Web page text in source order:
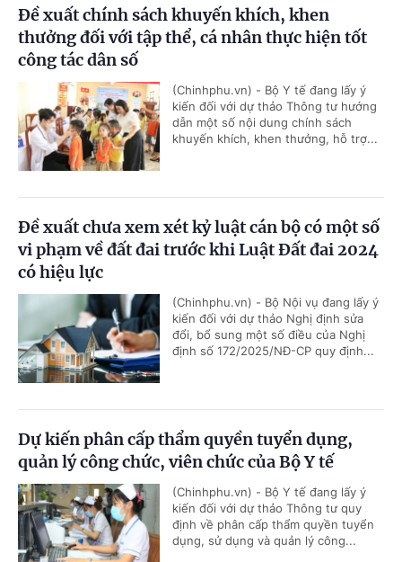
Đề xuất chính sách khuyến khích, khen
thưởng đối với tập thể, cá nhân thực hiện tốt
công tác dân số
(Chinhphu.vn) - Bộ Y tế đang lấy ý
kiến đối với dự thảo Thông tư hướng
dẫn một số nội dung chính sách
khuyến khích, khen thưởng, hỗ trợ...
Đề xuất chưa xem xét kỷ luật cán bộ có một số
vi phạm về đất đai trước khi Luật Đất đai 2024
có hiệu lực
(Chinhphu.vn) - Bộ Nội vụ đang lấy ý
kiến đối với dự thảo Nghị định sửa
đổi, bổ sung một số điều của Nghị
định số 172/2025/NĐ-CP quy định...
Dự kiến phân cấp thẩm quyền tuyển dụng,
quản lý công chức, viên chức của Bộ Y tế
(Chinhphu.vn) - Bộ Y tế đang lấy ý
kiến đối với dự thảo Thông tư quy
định về phân cấp thẩm quyền tuyển
dụng, sử dụng và quản lý công...